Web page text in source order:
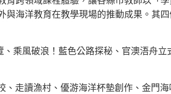
海洋教育在教學現場的推動成果。其
、乘風破浪！藍色公路探秘、官澳浯舟立
、走讀漁村、優游海洋杯墊創作、金門